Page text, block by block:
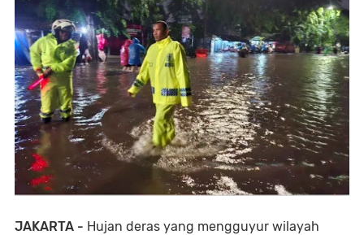
JAKARTA - Hujan deras yang mengguyur wilayah